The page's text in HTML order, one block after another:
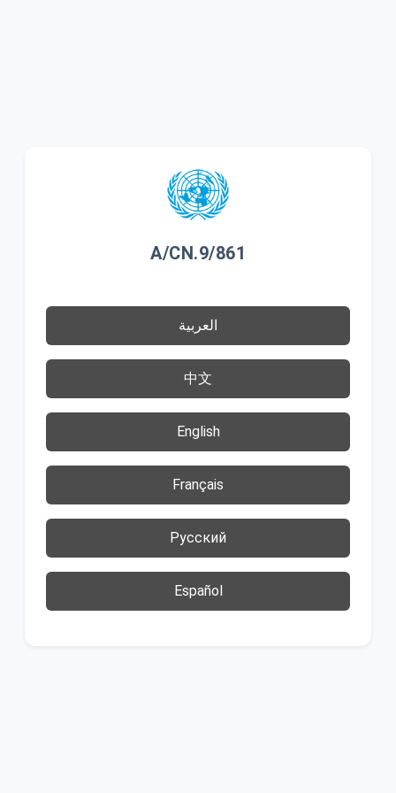
A/CN.9/861
العربية
中文
English
Français
Русский
Español